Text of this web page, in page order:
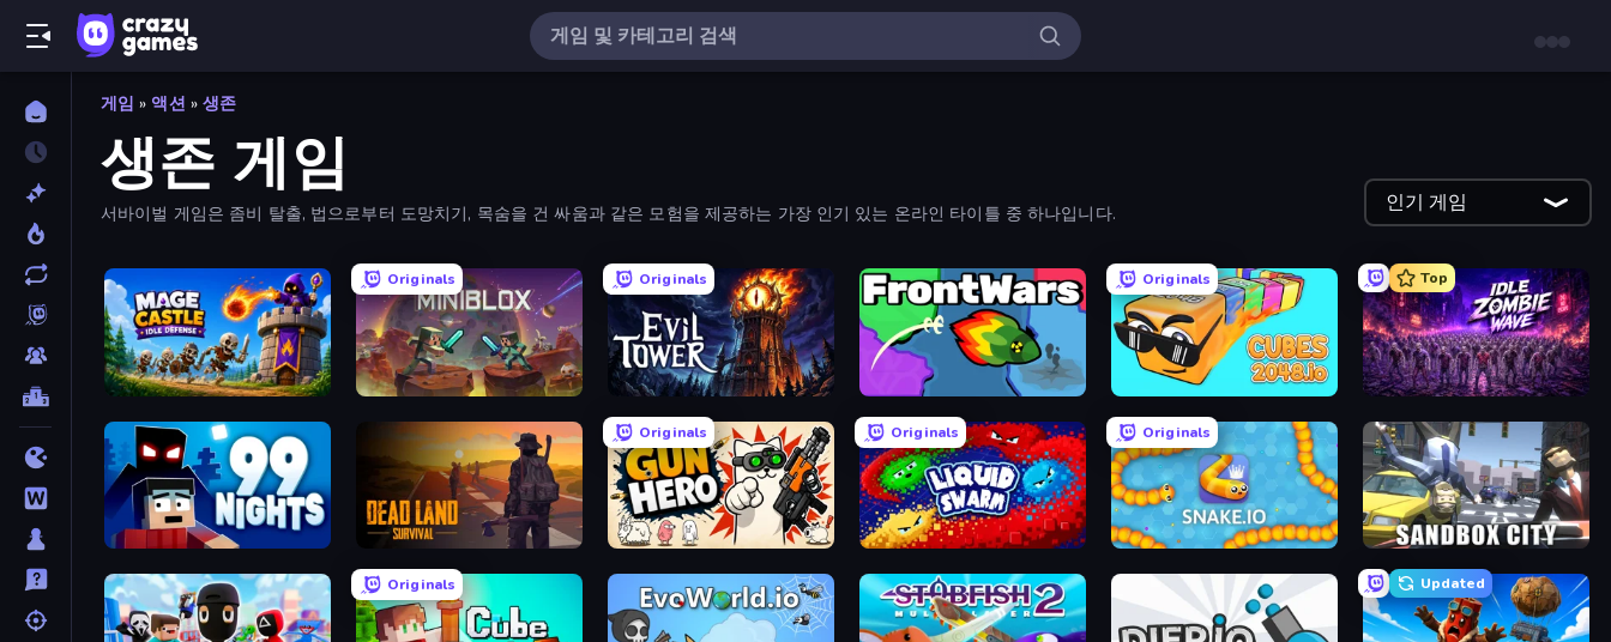
게임 » 액션 » 생존
생존 게임
서바이벌 게임은 좀비 탈출, 법으로부터 도망치기, 목숨을 건 싸움과 같은 모험을 제공하는 가장 인기 있는 온라인 타이틀 중 하나입니다. 인기 게임
Mage Castle Idle Defense
Originals
Miniblox
Originals
Evil Tower FrontWars.io
Originals
Cubes 2048.io
Top
Idle Zombie Wave: Survivors
99 Nights (Bloxd.io) Dead Land: Survival
Originals
Gun Hero: Cat Survival
Originals
Liquid Swarm
Originals
Snake.io Sandbox City
Originals Updated